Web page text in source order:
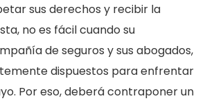
sus derechos y recibir la
no es fácil cuando su
de seguros y sus abogados,
dispuestos para enfrentar
Por eso, deberá contraponer un